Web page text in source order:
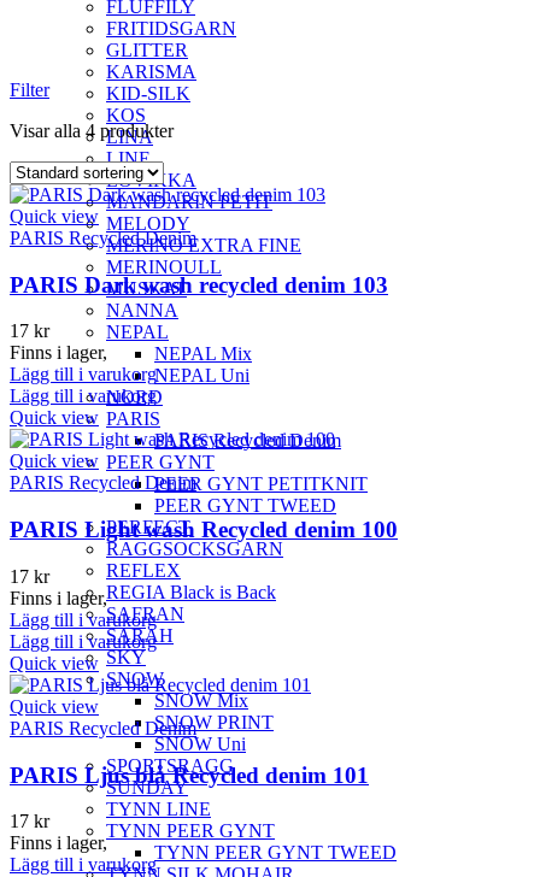
FLUFFILY
FRITIDSGARN
GLITTER
KARISMA
KID-SILK
KOS
LINA
LINE
LOVIKKA
MANDARIN PETIT
MELODY
MERINO EXTRA FINE
MERINOULL
MUSKAT
NANNA
NEPAL
NEPAL Mix
NEPAL Uni
NORD
PARIS
PARIS Recycled Denim
PEER GYNT
PEER GYNT PETITKNIT
PEER GYNT TWEED
PERFECT
RAGGSOCKSGARN
REFLEX
REGIA Black is Back
SAFRAN
SARAH
SKY
SNOW
SNOW Mix
SNOW PRINT
SNOW Uni
SPORTSRAGG
SUNDAY
TYNN LINE
TYNN PEER GYNT
TYNN PEER GYNT TWEED
Filter
Visar alla 4 produkter
Quick view
PARIS Recycled Denim
PARIS Dark wash recycled denim 103
17 kr
Finns i lager,
Lägg till i varukorg
Lägg till i varukorg
Quick view
Quick view
PARIS Recycled Denim
PARIS Light wash Recycled denim 100
17 kr
Finns i lager,
Lägg till i varukorg
Lägg till i varukorg
Quick view
Quick view
PARIS Recycled Denim
PARIS Ljus blå Recycled denim 101
17 kr
Finns i lager,
Lägg till i varukorg